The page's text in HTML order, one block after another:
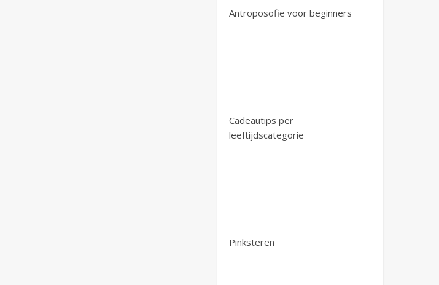
Antroposofie voor beginners
Cadeautips per
leeftijdscategorie
Pinksteren